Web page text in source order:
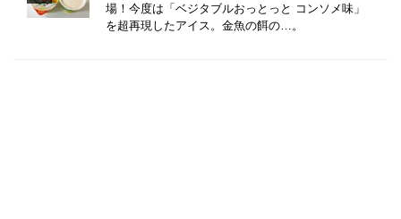
場！今度は「ベジタブルおっとっと コンソメ味」
を超再現したアイス。金魚の餌の…。